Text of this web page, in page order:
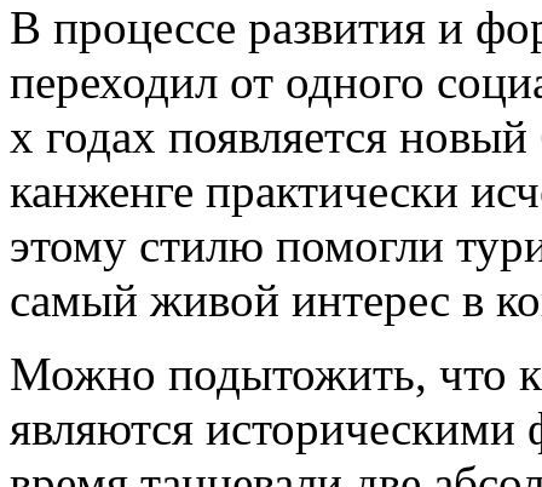
В процессе развития и
переходил от одного
х годах появляется
канженге практически
этому стилю помогли
самый живой интерес в
Можно подытожить, что
являются историческими